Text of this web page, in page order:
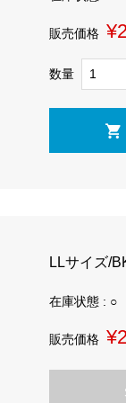
販売価格
数量
LLサイズ/
在庫状態 : ○
販売価格